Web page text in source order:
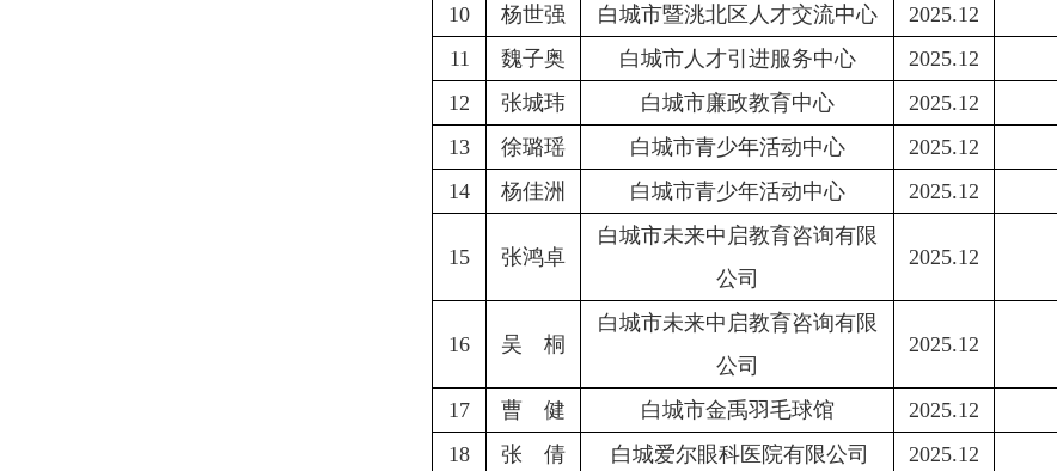
10 杨世强 白城市暨洮北区人才交流中心 2025.12
11
魏子奥 白城市人才引进服务中心 2025.12
12
张城玮 白城市廉政教育中心 2025.12
13
徐璐瑶 白城市青少年活动中心 2025.12
14
杨佳洲 白城市青少年活动中心 2025.12
15 张鸿卓
白城市未来中启教育咨询有限
公司
2025.12
16 吴 桐
白城市未来中启教育咨询有限
公司
2025.12
17 曹 健 白城市金禹羽毛球馆 2025.12
18
张 倩 白城爱尔眼科医院有限公司 2025.12